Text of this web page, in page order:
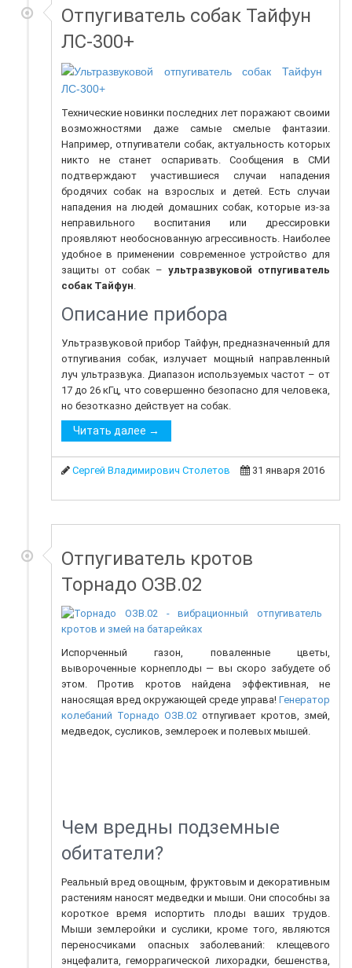
Отпугиватель собак Тайфун
ЛС-300+
Технические новинки последних лет поражают своими
возможностями даже самые смелые фантазии.
Например, отпугиватели собак, актуальность которых
никто не станет оспаривать. Сообщения в СМИ
подтверждают участившиеся случаи нападения
бродячих собак на взрослых и детей. Есть случаи
нападения на людей домашних собак, которые из-за
неправильного воспитания или дрессировки
проявляют необоснованную агрессивность. Наиболее
удобное в применении современное устройство для
защиты от собак – ультразвуковой отпугиватель
собак Тайфун.
Описание прибора
Ультразвуковой прибор Тайфун, предназначенный для
отпугивания собак, излучает мощный направленный
луч ультразвука. Диапазон используемых частот – от
17 до 26 кГц, что совершенно безопасно для человека,
но безотказно действует на собак.
Читать далее →
Сергей Владимирович Столетов 31 января 2016
Отпугиватель кротов
Торнадо ОЗВ.02
Испорченный газон, поваленные цветы,
вывороченные корнеплоды — вы скоро забудете об
этом. Против кротов найдена эффективная, не
наносящая вред окружающей среде управа! Генератор
колебаний Торнадо ОЗВ.02 отпугивает кротов, змей,
медведок, сусликов, землероек и полевых мышей.
Чем вредны подземные
обитатели?
Реальный вред овощным, фруктовым и декоративным
растениям наносят медведки и мыши. Они способны за
короткое время испортить плоды ваших трудов.
Мыши землеройки и суслики, кроме того, являются
переносчиками опасных заболеваний: клещевого
энцефалита, геморрагической лихорадки, бешенства,